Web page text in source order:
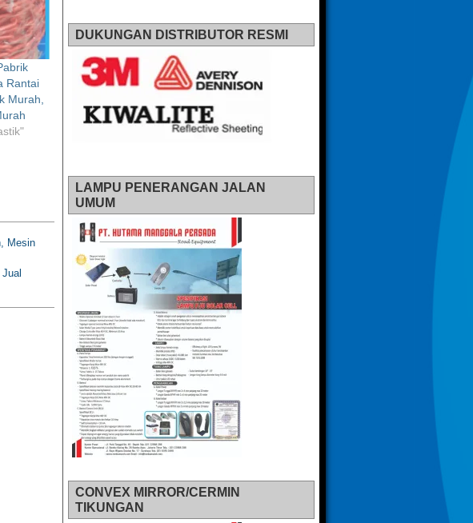
Rantai
Murah,
Mesin
DUKUNGAN DISTRIBUTOR RESMI
LAMPU PENERANGAN JALAN
UMUM
CONVEX MIRROR/CERMIN
TIKUNGAN